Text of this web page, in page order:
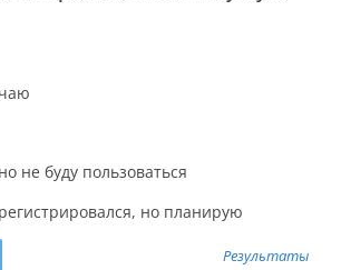
не буду пользоваться
но планирую
Результаты